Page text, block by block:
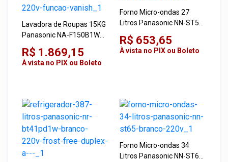
Lavadora de Roupas 15KG
Panasonic NA-F150B1WB
Branca 220V Função
Vanish
R$ 1.869,15
À vista no PIX ou Boleto
Forno Micro-ondas 27
Litros Panasonic NN-ST55
Prata 220V
R$ 653,65
À vista no PIX ou Boleto
Forno Micro-ondas 34
Litros Panasonic NN-ST65